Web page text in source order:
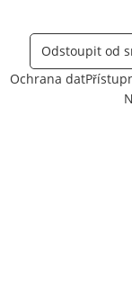
Odstoupit od
Ochrana dat